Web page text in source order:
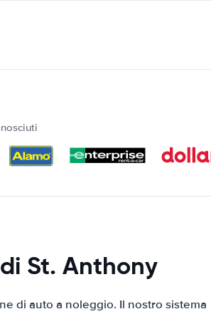
St. Anthony
di auto a noleggio. Il nostro sistema